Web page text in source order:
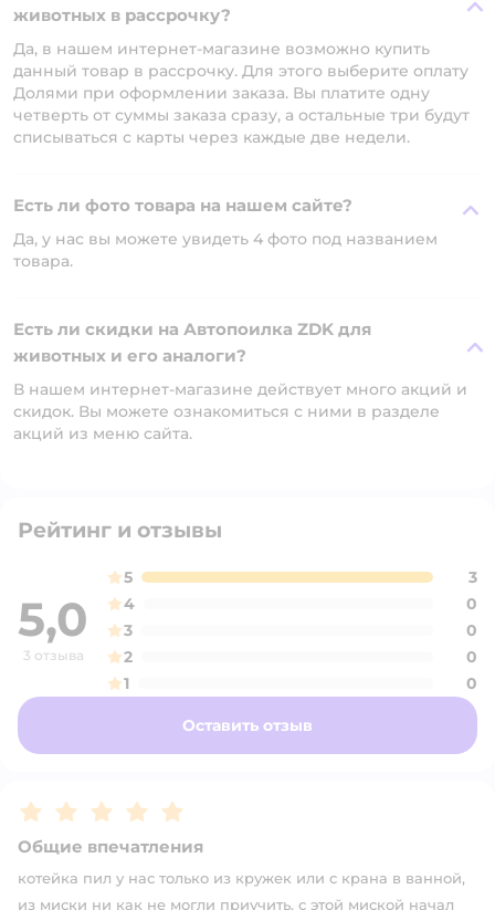
животных в рассрочку?
Да, в нашем интернет-магазине возможно купить
данный товар в рассрочку. Для этого выберите оплату
Долями при оформлении заказа. Вы платите одну
четверть от суммы заказа сразу, а остальные три будут
списываться с карты через каждые две недели.
Есть ли фото товара на нашем сайте?
Да, у нас вы можете увидеть 4 фото под названием
товара.
Есть ли скидки на Автопоилка ZDK для
животных и его аналоги?
В нашем интернет-магазине действует много акций и
скидок. Вы можете ознакомиться с ними в разделе
акций из меню сайта.
Рейтинг и отзывы
5,0
3 отзыва
5
3
4
0
3
0
2
0
1
0
Оставить отзыв
Рейтинг:5
Общие впечатления
котейка пил у нас только из кружек или с крана в ванной,
из миски ни как не могли приучить. с этой миской начал